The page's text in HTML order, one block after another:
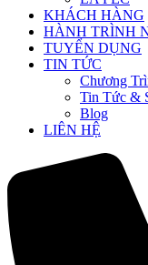
KHÁCH HÀNG
HÀNH TRÌNH
TUYỂN DỤNG
TIN TỨC
Chương
Tin Tức &
Blog
LIÊN HỆ